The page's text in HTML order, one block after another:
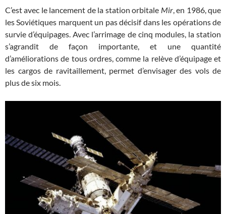
C’est avec le lancement de la station orbitale Mir, en 1986, que
les Soviétiques marquent un pas décisif dans les opérations de
survie d’équipages. Avec l’arrimage de cinq modules, la station
s’agrandit de façon importante, et une quantité
d’améliorations de tous ordres, comme la relève d’équipage et
les cargos de ravitaillement, permet d’envisager des vols de
plus de six mois.